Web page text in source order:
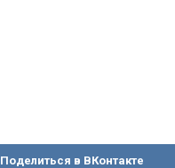
Поделиться в ВКонтакте